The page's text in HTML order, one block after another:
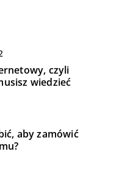
czyli
wiedzieć
aby zamówić